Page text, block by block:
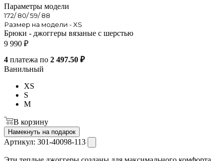
Параметры модели
172/ 80/ 59/ 88
Размер на модели - XS
Брюки - джоггеры вязаные с шерстью
9 990 ₽
4 платежа по 2 497.50 ₽
Ванильный
XS
S
M
В корзину
Намекнуть на подарок
Артикул: 301-40098-113